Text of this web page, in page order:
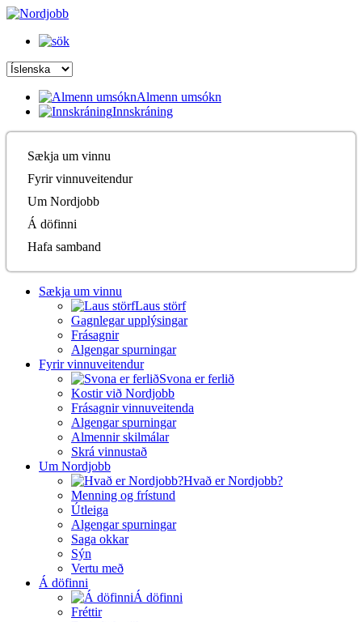
Almenn umsókn
Innskráning
Sækja um vinnu
Fyrir vinnuveitendur
Um Nordjobb
Á döfinni
Hafa samband
Sækja um vinnu
Laus störf
Gagnlegar upplýsingar
Frásagnir
Algengar spurningar
Fyrir vinnuveitendur
Svona er ferlið
Kostir við Nordjobb
Frásagnir vinnuveitenda
Algengar spurningar
Almennir skilmálar
Skrá vinnustað
Um Nordjobb
Hvað er Nordjobb?
Menning og frístund
Útleiga
Algengar spurningar
Saga okkar
Sýn
Vertu með
Á döfinni
Á döfinni
Fréttir